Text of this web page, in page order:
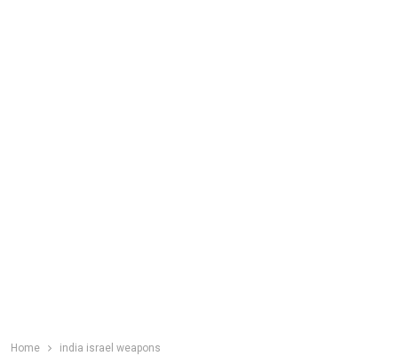
Home india israel weapons